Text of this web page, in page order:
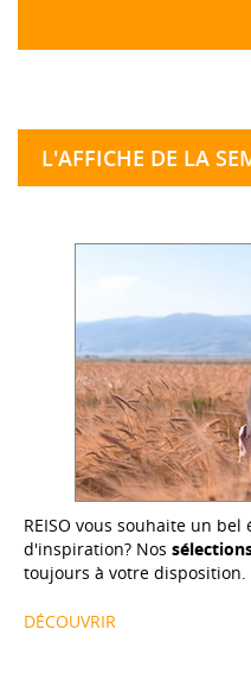
L'AFFICHE DE LA
REISO vous souhaite un
d'inspiration? Nos
toujours à votre disposition.
DÉCOUVRIR